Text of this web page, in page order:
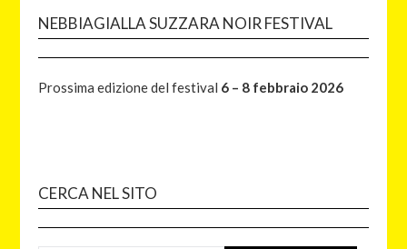
NEBBIAGIALLA SUZZARA NOIR FESTIVAL
Prossima edizione del festival 6 – 8 febbraio 2026
CERCA NEL SITO